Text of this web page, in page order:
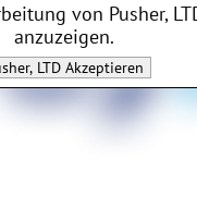
von Pusher,
anzuzeigen.
LTDAkzeptieren